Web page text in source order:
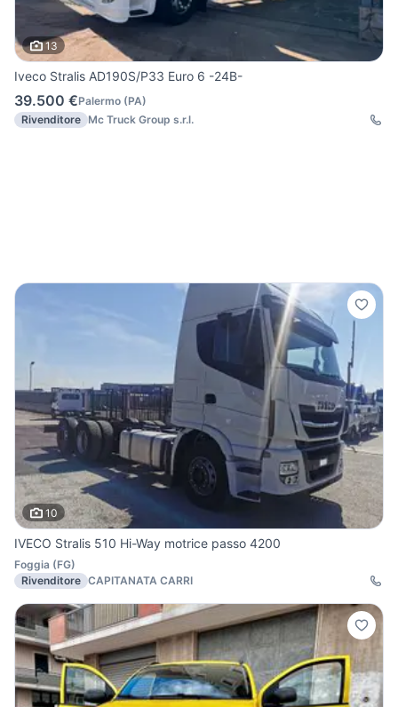
13
Iveco Stralis AD190S/P33 Euro 6 -24B-
39.500 €Palermo (PA)
Rivenditore Mc Truck Group s.r.l.
10
IVECO Stralis 510 Hi-Way motrice passo 4200
Foggia (FG)
Rivenditore CAPITANATA CARRI